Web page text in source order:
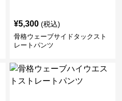
¥5,300 (税込)
骨格ウェーブサイドタックスト
レートパンツ